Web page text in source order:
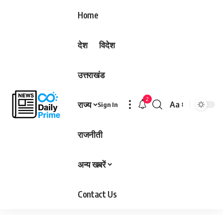
Home
देश विदेश
उत्तराखंड
राज्य
राजनीती
अन्य खबरें
Contact Us
Sign In
2
Font
Aa